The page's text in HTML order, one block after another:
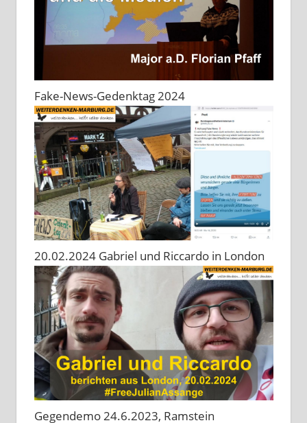
Fake-News-Gedenktag 2024
20.02.2024 Gabriel und Riccardo in London
Gegendemo 24.6.2023, Ramstein